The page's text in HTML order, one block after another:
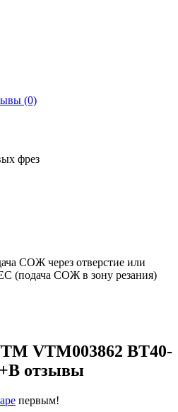
(0)
фрез
СОЖ через отверстие или
(подача СОЖ в зону резания)
VTM003862 BT40-
отзывы
первым!